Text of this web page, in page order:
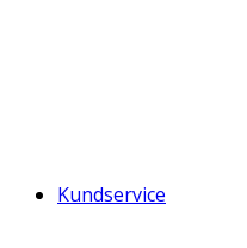
Kundservice